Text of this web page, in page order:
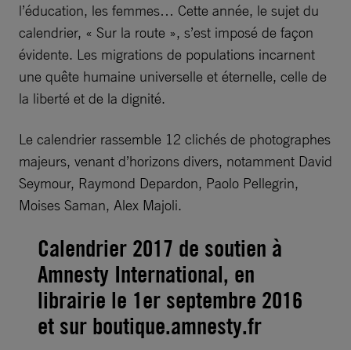
l’éducation, les femmes… Cette année, le sujet du
calendrier, « Sur la route », s’est imposé de façon
évidente. Les migrations de populations incarnent
une quête humaine universelle et éternelle, celle de
la liberté et de la dignité.
Le calendrier rassemble 12 clichés de photographes
majeurs, venant d’horizons divers, notamment David
Seymour, Raymond Depardon, Paolo Pellegrin,
Moises Saman, Alex Majoli.
Calendrier 2017 de soutien à
Amnesty International, en
librairie le 1er septembre 2016
et sur boutique.amnesty.fr